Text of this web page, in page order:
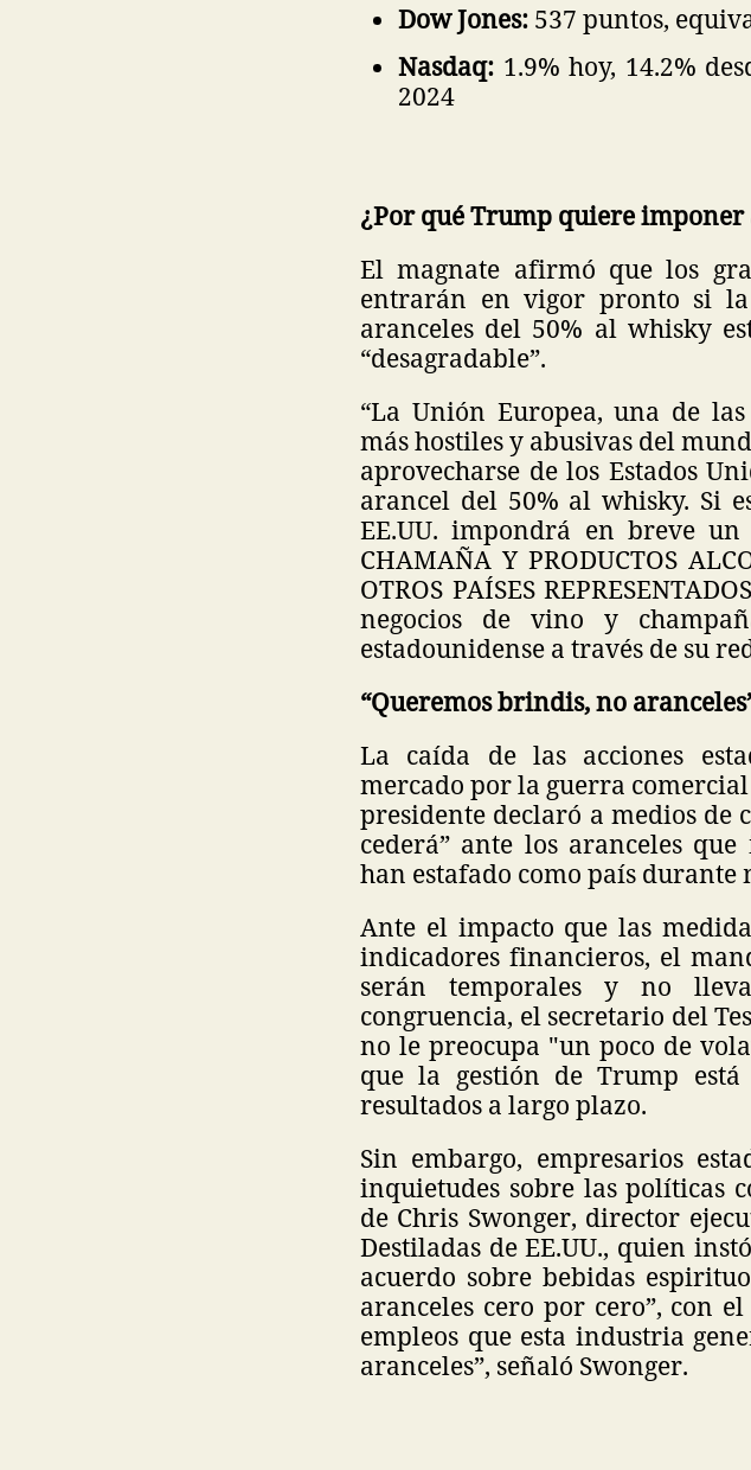
Dow Jones: 537 puntos,
Nasdaq: 1.9% hoy, 14.2%
2024
¿Por qué Trump quiere imponer
El magnate afirmó que los
entrarán en vigor pronto si
aranceles del 50% al whisky
“desagradable”.
“La Unión Europea, una de
más hostiles y abusivas del
aprovecharse de los Estados
arancel del 50% al whisky. Si
EE.UU. impondrá en breve
CHAMAÑA Y PRODUCTOS
OTROS PAÍSES
negocios de vino y
estadounidense a través de su
“Queremos brindis, no
La caída de las acciones
mercado por la guerra
presidente declaró a medios de
cederá” ante los aranceles
han estafado como país
Ante el impacto que las
indicadores financieros, el
serán temporales y no
congruencia, el secretario del
no le preocupa "un poco de
que la gestión de Trump
resultados a largo plazo.
Sin embargo, empresarios
inquietudes sobre las políticas
de Chris Swonger, director
Destiladas de EE.UU., quien
acuerdo sobre bebidas
aranceles cero por cero”, con
empleos que esta industria
aranceles”, señaló Swonger.